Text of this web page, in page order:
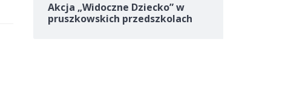
Akcja „Widoczne Dziecko” w
pruszkowskich przedszkolach